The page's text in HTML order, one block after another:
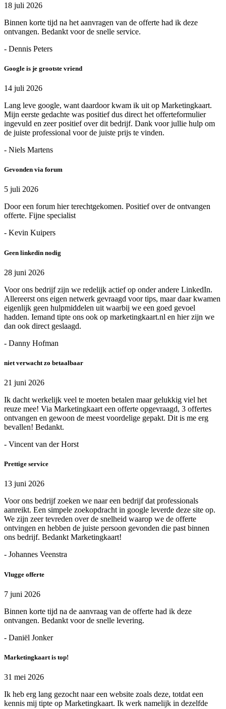
18 juli 2026
Binnen korte tijd na het aanvragen van de offerte had ik deze
ontvangen. Bedankt voor de snelle service.
- Dennis Peters
Google is je grootste vriend
14 juli 2026
Lang leve google, want daardoor kwam ik uit op Marketingkaart.
Mijn eerste gedachte was positief dus direct het offerteformulier
ingevuld en zeer positief over dit bedrijf. Dank voor jullie hulp om
de juiste professional voor de juiste prijs te vinden.
- Niels Martens
Gevonden via forum
5 juli 2026
Door een forum hier terechtgekomen. Positief over de ontvangen
offerte. Fijne specialist
- Kevin Kuipers
Geen linkedin nodig
28 juni 2026
Voor ons bedrijf zijn we redelijk actief op onder andere LinkedIn.
Allereerst ons eigen netwerk gevraagd voor tips, maar daar kwamen
eigenlijk geen hulpmiddelen uit waarbij we een goed gevoel
hadden. Iemand tipte ons ook op marketingkaart.nl en hier zijn we
dan ook direct geslaagd.
- Danny Hofman
niet verwacht zo betaalbaar
21 juni 2026
Ik dacht werkelijk veel te moeten betalen maar gelukkig viel het
reuze mee! Via Marketingkaart een offerte opgevraagd, 3 offertes
ontvangen en gewoon de meest voordelige gepakt. Dit is me erg
bevallen! Bedankt.
- Vincent van der Horst
Prettige service
13 juni 2026
Voor ons bedrijf zoeken we naar een bedrijf dat professionals
aanreikt. Een simpele zoekopdracht in google leverde deze site op.
We zijn zeer tevreden over de snelheid waarop we de offerte
ontvingen en hebben de juiste persoon gevonden die past binnen
ons bedrijf. Bedankt Marketingkaart!
- Johannes Veenstra
Vlugge offerte
7 juni 2026
Binnen korte tijd na de aanvraag van de offerte had ik deze
ontvangen. Bedankt voor de snelle levering.
- Daniël Jonker
Marketingkaart is top!
31 mei 2026
Ik heb erg lang gezocht naar een website zoals deze, totdat een
kennis mij tipte op Marketingkaart. Ik werk namelijk in dezelfde